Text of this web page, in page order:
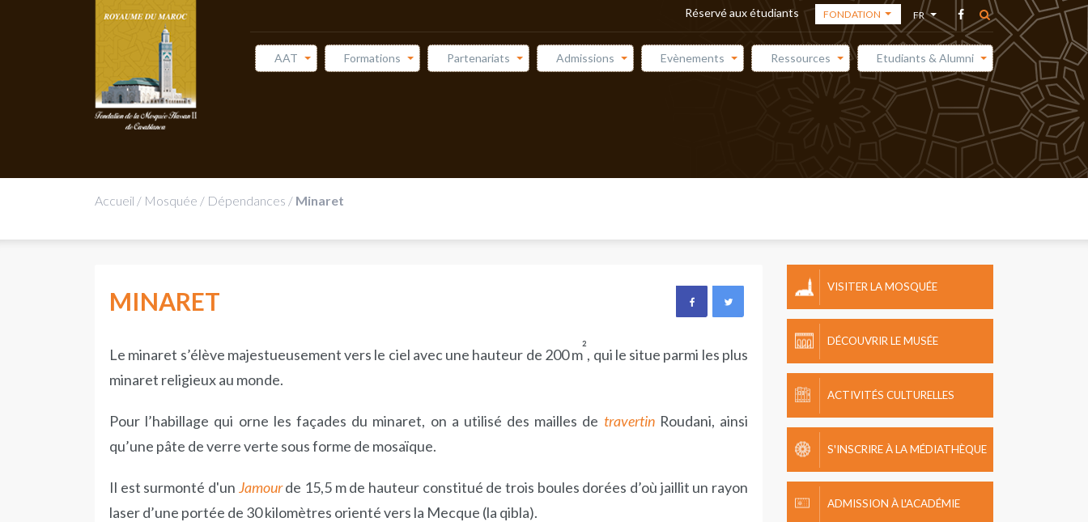
Réservé aux étudiants FONDATION
FONDATION
ACADÉMIE DES
ARTS
MÉDIATHÈQUE
FR
AR
EN
AAT Formations Partenariats Admissions Evènements Ressources Etudiants & Alumni
Accueil / Mosquée / Dépendances / Minaret
MINARET
Le minaret s’élève majestueusement vers le ciel avec une hauteur de 200 m², qui le situe parmi les plus
minaret religieux au monde.
Pour l’habillage qui orne les façades du minaret, on a utilisé des mailles de travertinRoudani, ainsi
qu’une pâte de verre verte sous forme de mosaïque.
Il est surmonté d'un Jamourde 15,5 m de hauteur constitué de trois boules dorées d’où jaillit un rayon
laser d’une portée de 30 kilomètres orienté vers la Mecque (la qibla).
VISITER LA MOSQUÉE
DÉCOUVRIR LE MUSÉE
ACTIVITÉS CULTURELLES
S'INSCRIRE À LA MÉDIATHÈQUE
ADMISSION À L'ACADÉMIE